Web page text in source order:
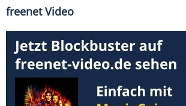
freenet Video